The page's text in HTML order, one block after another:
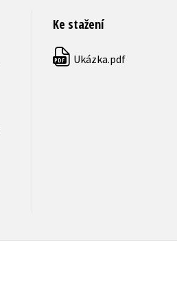
Ke stažení
PDF Ukázka.pdf